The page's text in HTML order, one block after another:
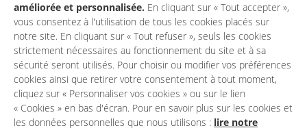
améliorée et personnalisée. En cliquant sur « Tout accepter »,
vous consentez à l'utilisation de tous les cookies placés sur
notre site. En cliquant sur « Tout refuser », seuls les cookies
strictement nécessaires au fonctionnement du site et à sa
sécurité seront utilisés. Pour choisir ou modifier vos préférences
cookies ainsi que retirer votre consentement à tout moment,
cliquez sur « Personnaliser vos cookies » ou sur le lien
« Cookies » en bas d'écran. Pour en savoir plus sur les cookies et
les données personnelles que nous utilisons : lire notre